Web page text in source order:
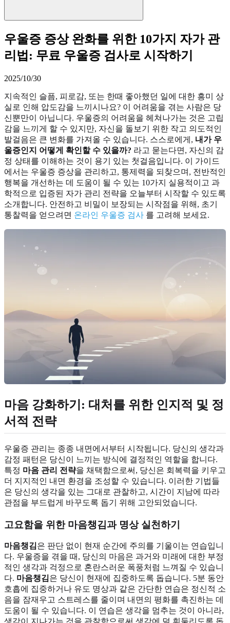
우울증 증상 완화를 위한 10가지 자가 관
리법: 무료 우울증 검사로 시작하기
2025/10/30
지속적인 슬픔, 피로감, 또는 한때 좋아했던 일에 대한 흥미 상
실로 인해 압도감을 느끼시나요? 이 어려움을 겪는 사람은 당
신뿐만이 아닙니다. 우울증의 어려움을 헤쳐나가는 것은 고립
감을 느끼게 할 수 있지만, 자신을 돌보기 위한 작고 의도적인
발걸음은 큰 변화를 가져올 수 있습니다. 스스로에게, 내가 우
울증인지 어떻게 확인할 수 있을까? 라고 묻는다면, 자신의 감
정 상태를 이해하는 것이 용기 있는 첫걸음입니다. 이 가이드
에서는 우울증 증상을 관리하고, 통제력을 되찾으며, 전반적인
행복을 개선하는 데 도움이 될 수 있는 10가지 실용적이고 과
학적으로 입증된 자가 관리 전략을 오늘부터 시작할 수 있도록
소개합니다. 안전하고 비밀이 보장되는 시작점을 위해, 초기
통찰력을 얻으려면 온라인 우울증 검사 를 고려해 보세요.
마음 강화하기: 대처를 위한 인지적 및 정
서적 전략
우울증 관리는 종종 내면에서부터 시작됩니다. 당신의 생각과
감정 패턴은 당신이 느끼는 방식에 결정적인 역할을 합니다.
특정 마음 관리 전략을 채택함으로써, 당신은 회복력을 키우고
더 지지적인 내면 환경을 조성할 수 있습니다. 이러한 기법들
은 당신의 생각을 있는 그대로 관찰하고, 시간이 지남에 따라
관점을 부드럽게 바꾸도록 돕기 위해 고안되었습니다.
고요함을 위한 마음챙김과 명상 실천하기
마음챙김은 판단 없이 현재 순간에 주의를 기울이는 연습입니
다. 우울증을 겪을 때, 당신의 마음은 과거와 미래에 대한 부정
적인 생각과 걱정으로 혼란스러운 폭풍처럼 느껴질 수 있습니
다. 마음챙김은 당신이 현재에 집중하도록 돕습니다. 5분 동안
호흡에 집중하거나 유도 명상과 같은 간단한 연습은 정신적 소
음을 잠재우고 스트레스를 줄이며 내면의 평화를 촉진하는 데
도움이 될 수 있습니다. 이 연습은 생각을 멈추는 것이 아니라,